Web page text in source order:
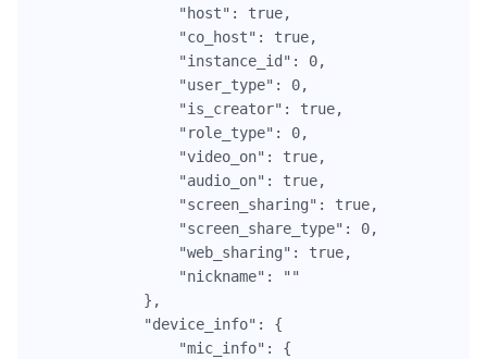
                "host": true,
                "co_host": true,
                "instance_id": 0,
                "user_type": 0,
                "is_creator": true,
                "role_type": 0,
                "video_on": true,
                "audio_on": true,
                "screen_sharing": true,
                "screen_share_type": 0,
                "web_sharing": true,
                "nickname": ""
            },
            "device_info": {
                "mic_info": {